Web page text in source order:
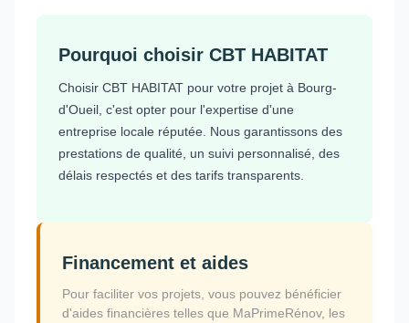
Pourquoi choisir CBT HABITAT
Choisir CBT HABITAT pour votre projet à Bourg-
d'Oueil, c'est opter pour l'expertise d'une
entreprise locale réputée. Nous garantissons des
prestations de qualité, un suivi personnalisé, des
délais respectés et des tarifs transparents.
Financement et aides
Pour faciliter vos projets, vous pouvez bénéficier
d'aides financières telles que MaPrimeRénov, les